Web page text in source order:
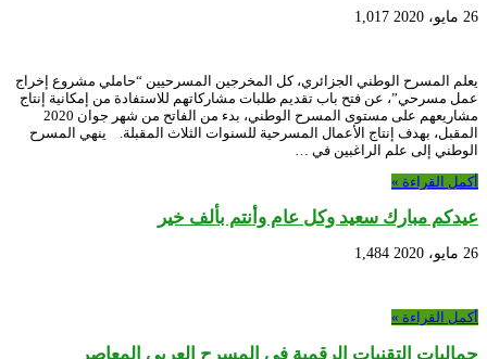
26 مايو، 2020 1,017
يعلم المسرح الوطني الجزائري، كل المخرجين المسرحيين “حاملي مشروع إخراج
عمل مسرحي”، عن فتح باب تقديم طلبات مشاركاتهم للاستفادة من إمكانية إنتاج
مشاريعهم على مستوى المسرح الوطني، بدء من الفاتح من شهر جوان 2020
المقبل، بهدف إنتاج الأعمال المسرحية للسنوات الثلاث المقبلة. ينهي المسرح
الوطني إلى علم الراغبين في …
أكمل القراءة »
عيدكم مبارك سعيد وكل عام وأنتم بألف خير
26 مايو، 2020 1,484
أكمل القراءة »
جماليات التقنيات الرقمية في المسرح العربي المعاصر